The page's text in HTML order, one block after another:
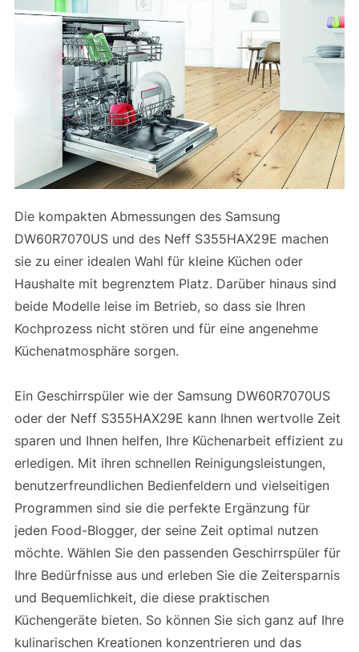
Die kompakten Abmessungen des Samsung
DW60R7070US und des Neff S355HAX29E machen
sie zu einer idealen Wahl für kleine Küchen oder
Haushalte mit begrenztem Platz. Darüber hinaus sind
beide Modelle leise im Betrieb, so dass sie Ihren
Kochprozess nicht stören und für eine angenehme
Küchenatmosphäre sorgen.
Ein Geschirrspüler wie der Samsung DW60R7070US
oder der Neff S355HAX29E kann Ihnen wertvolle Zeit
sparen und Ihnen helfen, Ihre Küchenarbeit effizient zu
erledigen. Mit ihren schnellen Reinigungsleistungen,
benutzerfreundlichen Bedienfeldern und vielseitigen
Programmen sind sie die perfekte Ergänzung für
jeden Food-Blogger, der seine Zeit optimal nutzen
möchte. Wählen Sie den passenden Geschirrspüler für
Ihre Bedürfnisse aus und erleben Sie die Zeitersparnis
und Bequemlichkeit, die diese praktischen
Küchengeräte bieten. So können Sie sich ganz auf Ihre
kulinarischen Kreationen konzentrieren und das